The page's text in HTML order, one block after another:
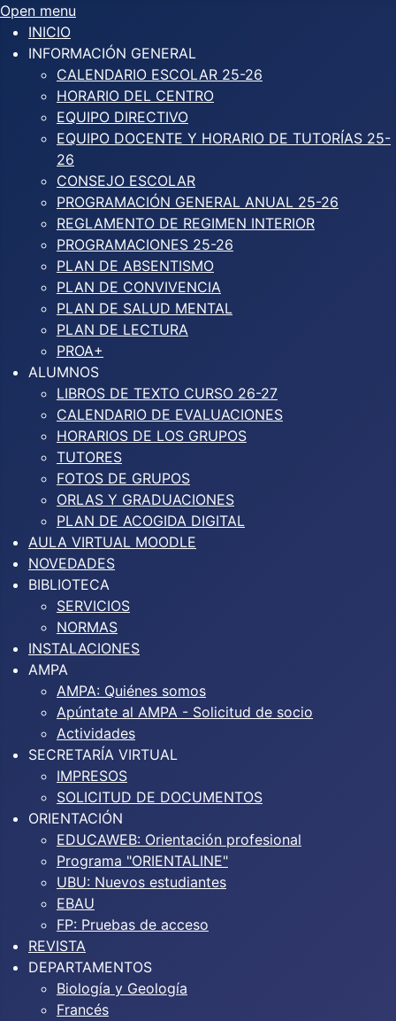
Open menu
INICIO
INFORMACIÓN GENERAL
CALENDARIO ESCOLAR 25-26
HORARIO DEL CENTRO
EQUIPO DIRECTIVO
EQUIPO DOCENTE Y HORARIO DE TUTORÍAS 25-
26
CONSEJO ESCOLAR
PROGRAMACIÓN GENERAL ANUAL 25-26
REGLAMENTO DE REGIMEN INTERIOR
PROGRAMACIONES 25-26
PLAN DE ABSENTISMO
PLAN DE CONVIVENCIA
PLAN DE SALUD MENTAL
PLAN DE LECTURA
PROA+
ALUMNOS
LIBROS DE TEXTO CURSO 26-27
CALENDARIO DE EVALUACIONES
HORARIOS DE LOS GRUPOS
TUTORES
FOTOS DE GRUPOS
ORLAS Y GRADUACIONES
PLAN DE ACOGIDA DIGITAL
AULA VIRTUAL MOODLE
NOVEDADES
BIBLIOTECA
SERVICIOS
NORMAS
INSTALACIONES
AMPA
AMPA: Quiénes somos
Apúntate al AMPA - Solicitud de socio
Actividades
SECRETARÍA VIRTUAL
IMPRESOS
SOLICITUD DE DOCUMENTOS
ORIENTACIÓN
EDUCAWEB: Orientación profesional
Programa "ORIENTALINE"
UBU: Nuevos estudiantes
EBAU
FP: Pruebas de acceso
REVISTA
DEPARTAMENTOS
Biología y Geología
Francés